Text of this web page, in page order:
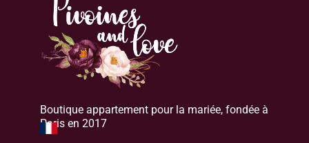
Boutique appartement pour la mariée, fondée à
Paris en 2017